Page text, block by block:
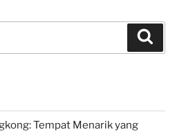
Tempat Menarik yang